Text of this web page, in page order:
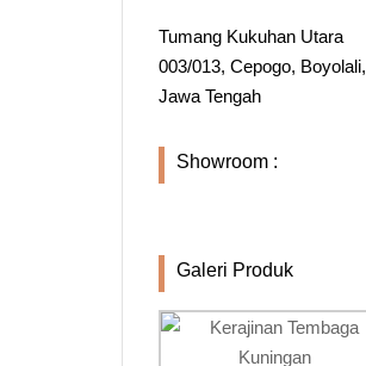
Tumang Kukuhan Utara
003/013, Cepogo, Boyolali,
Jawa Tengah
Showroom :
Galeri Produk